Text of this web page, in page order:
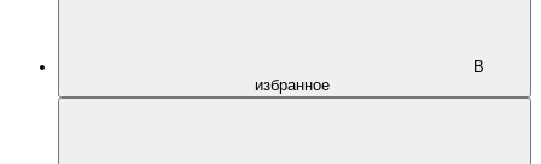
В
избранное